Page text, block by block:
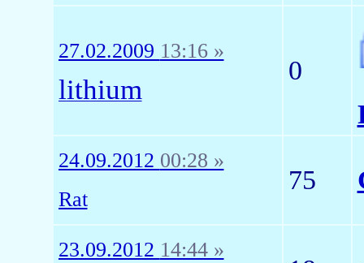
27.02.2009 13:16 »
lithium
0
24.09.2012 00:28 »
Rat
75
23.09.2012 14:44 »